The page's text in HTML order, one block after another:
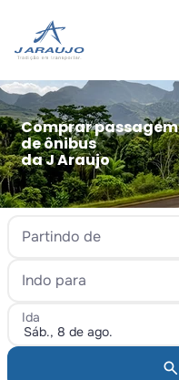
Comprar passagem
de ônibus
da J Araujo
Partindo de
Indo para
Ida
search